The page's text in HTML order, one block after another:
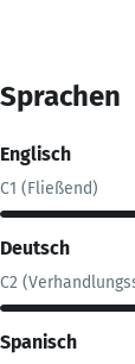
Sprachen
Englisch
C1 (Fließend)
Deutsch
C2
Spanisch